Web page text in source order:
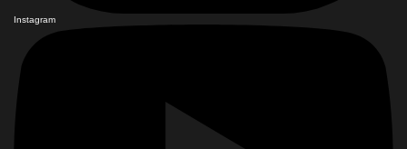
Instagram